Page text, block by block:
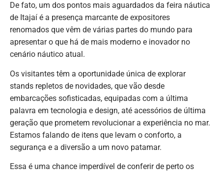
De fato, um dos pontos mais aguardados da feira náutica
de Itajaí é a presença marcante de expositores
renomados que vêm de várias partes do mundo para
apresentar o que há de mais moderno e inovador no
cenário náutico atual.
Os visitantes têm a oportunidade única de explorar
stands repletos de novidades, que vão desde
embarcações sofisticadas, equipadas com a última
palavra em tecnologia e design, até acessórios de última
geração que prometem revolucionar a experiência no mar.
Estamos falando de itens que levam o conforto, a
segurança e a diversão a um novo patamar.
Essa é uma chance imperdível de conferir de perto os